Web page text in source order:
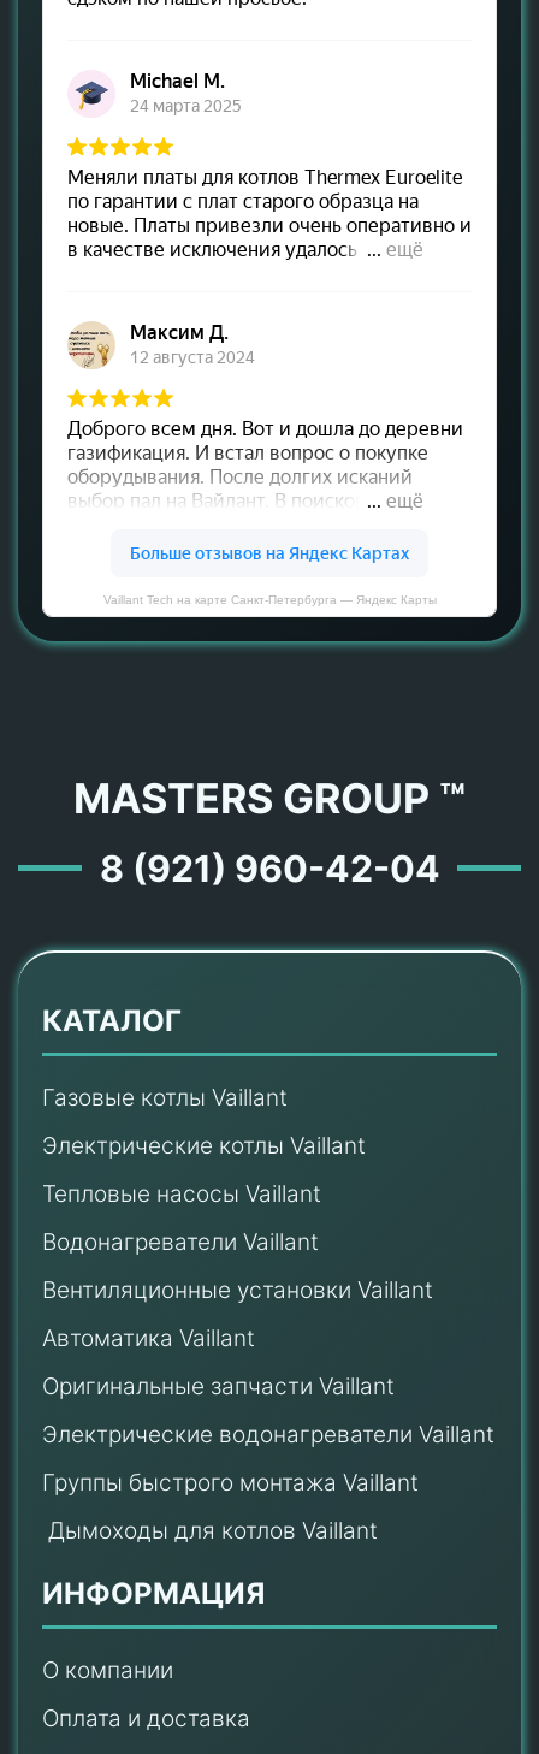
Vaillant Tech на карте Санкт‑Петербурга — Яндекс Карты
MASTERS GROUP ™
8 (921) 960-42-04
КАТАЛОГ
Газовые котлы Vaillant
Электрические котлы Vaillant
Тепловые насосы Vaillant
Водонагреватели Vaillant
Вентиляционные установки Vaillant
Автоматика Vaillant
Оригинальные запчасти Vaillant
Электрические водонагреватели Vaillant
Группы быстрого монтажа Vaillant
Дымоходы для котлов Vaillant
ИНФОРМАЦИЯ
О компании
Оплата и доставка